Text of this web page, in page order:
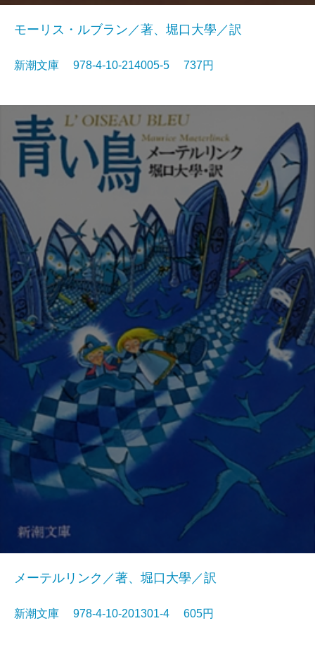
モーリス・ルブラン／著、堀口大學／訳
新潮文庫 978-4-10-214005-5 737円
メーテルリンク／著、堀口大學／訳
新潮文庫 978-4-10-201301-4 605円